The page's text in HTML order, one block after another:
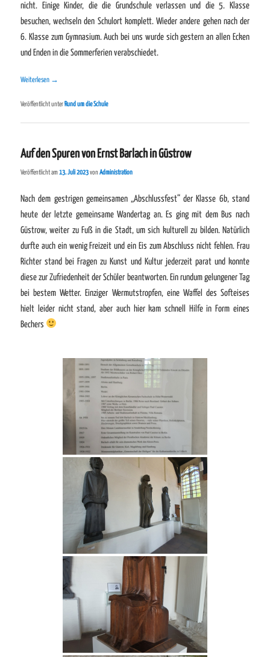
nicht. Einige Kinder, die die Grundschule verlassen und die 5. Klasse
besuchen, wechseln den Schulort komplett. Wieder andere gehen nach der
6. Klasse zum Gymnasium. Auch bei uns wurde sich gestern an allen Ecken
und Enden in die Sommerferien verabschiedet.
Weiterlesen →
Veröffentlicht unterRund um die Schule
Auf den Spuren von Ernst Barlach in Güstrow
Veröffentlicht am13. Juli 2023vonAdministration
Nach dem gestrigen gemeinsamen „Abschlussfest“ der Klasse 6b, stand
heute der letzte gemeinsame Wandertag an. Es ging mit dem Bus nach
Güstrow, weiter zu Fuß in die Stadt, um sich kulturell zu bilden. Natürlich
durfte auch ein wenig Freizeit und ein Eis zum Abschluss nicht fehlen. Frau
Richter stand bei Fragen zu Kunst und Kultur jederzeit parat und konnte
diese zur Zufriedenheit der Schüler beantworten. Ein rundum gelungener Tag
bei bestem Wetter. Einziger Wermutstropfen, eine Waffel des Softeises
hielt leider nicht stand, aber auch hier kam schnell Hilfe in Form eines
Bechers